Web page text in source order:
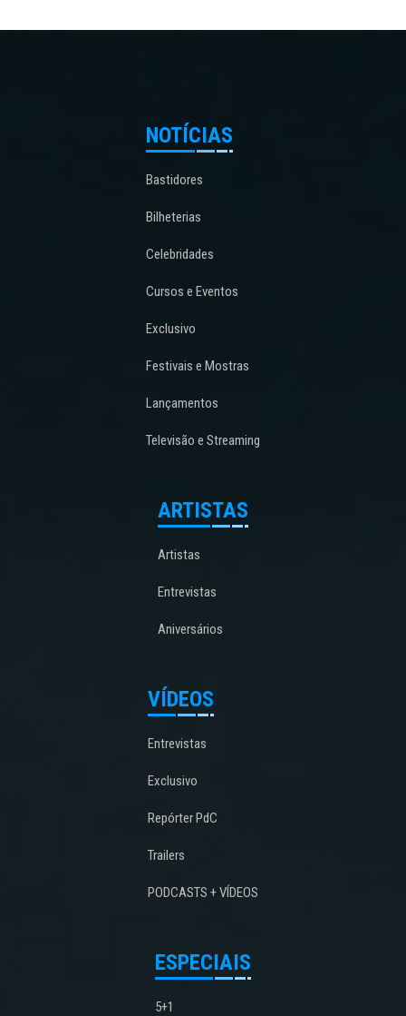
NOTÍCIAS
Bastidores
Bilheterias
Celebridades
Cursos e Eventos
Exclusivo
Festivais e Mostras
Lançamentos
Televisão e Streaming
ARTISTAS
Artistas
Entrevistas
Aniversários
VÍDEOS
Entrevistas
Exclusivo
Repórter PdC
Trailers
PODCASTS + VÍDEOS
ESPECIAIS
5+1